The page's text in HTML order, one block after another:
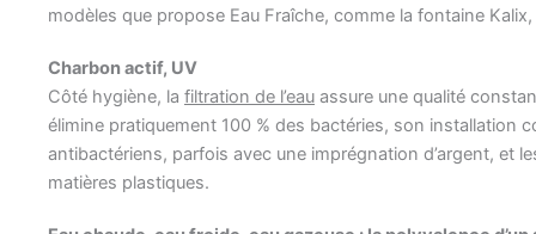
modèles que propose Eau Fraîche, comme la fontaine
Charbon actif, UV
Côté hygiène, la filtration de l’eau assure une qualité
élimine pratiquement 100 % des bactéries, son installation
antibactériens, parfois avec une imprégnation d’argent, et
matières plastiques.